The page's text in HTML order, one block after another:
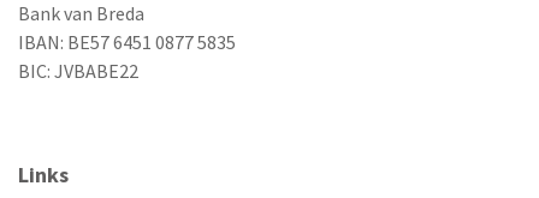
Bank van Breda
IBAN: BE57 6451 0877 5835
BIC: JVBABE22
Links